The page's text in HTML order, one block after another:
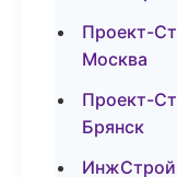
Проект-
Москва
Проект-
Брянск